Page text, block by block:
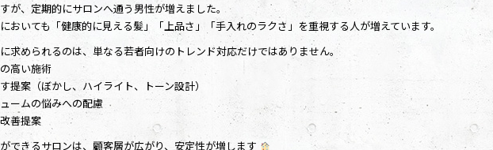
が、定期的にサロンへ通う男性が増えました。
おいても「健康的に見える髪」「上品さ」「手入れのラクさ」を重視する人が増えています。
求められるのは、単なる若者向けのトレンド対応だけではありません。
高い施術
提案（ぼかし、ハイライト、トーン設計）
ームの悩みへの配慮
善提案
できるサロンは、顧客層が広がり、安定性が増します